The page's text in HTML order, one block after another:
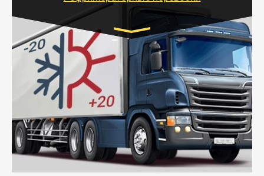
Транспорт:
Газель (1,5 и 3 тонны), Бычок, Еврофура от 5 до
10 тонн
от 6000 руб.
- Рефрижераторные перевозки грузов с
соблюдением температурного режима, работающим
термописцем, санитарной обработкой кузова и мед.
книжкой у водителя.
- Тайгер Логистик поможет быстро перевезти
скоропортящиеся продукты в любой город России с